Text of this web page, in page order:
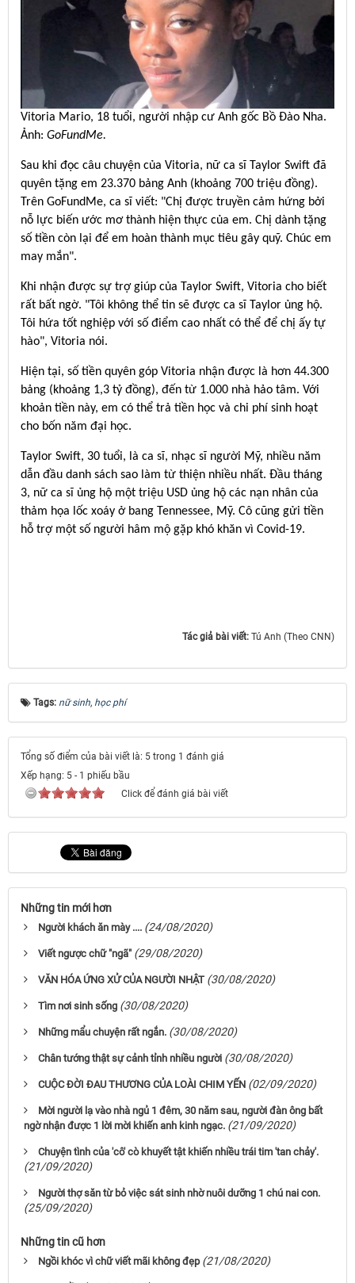
Vitoria Mario, 18 tuổi, người nhập cư Anh gốc Bồ Đào Nha.
Ảnh: GoFundMe.
Sau khi đọc câu chuyện của Vitoria, nữ ca sĩ Taylor Swift đã
quyên tặng em 23.370 bảng Anh (khoảng 700 triệu đồng).
Trên GoFundMe, ca sĩ viết: "Chị được truyền cảm hứng bởi
nỗ lực biến ước mơ thành hiện thực của em. Chị dành tặng
số tiền còn lại để em hoàn thành mục tiêu gây quỹ. Chúc em
may mắn".
Khi nhận được sự trợ giúp của Taylor Swift, Vitoria cho biết
rất bất ngờ. "Tôi không thể tin sẽ được ca sĩ Taylor ủng hộ.
Tôi hứa tốt nghiệp với số điểm cao nhất có thể để chị ấy tự
hào", Vitoria nói.
Hiện tại, số tiền quyên góp Vitoria nhận được là hơn 44.300
bảng (khoảng 1,3 tỷ đồng), đến từ 1.000 nhà hảo tâm. Với
khoản tiền này, em có thể trả tiền học và chi phí sinh hoạt
cho bốn năm đại học.
Taylor Swift, 30 tuổi, là ca sĩ, nhạc sĩ người Mỹ, nhiều năm
dẫn đầu danh sách sao làm từ thiện nhiều nhất. Đầu tháng
3, nữ ca sĩ ủng hộ một triệu USD ủng hộ các nạn nhân của
thảm họa lốc xoáy ở bang Tennessee, Mỹ. Cô cũng gửi tiền
hỗ trợ một số người hâm mộ gặp khó khăn vì Covid-19.
Tác giả bài viết: Tú Anh (Theo CNN)
Tags: nữ sinh, học phí
Tổng số điểm của bài viết là: 5 trong 1 đánh giá
Xếp hạng: 5 - 1 phiếu bầu
Click để đánh giá bài viết
Những tin mới hơn
Người khách ăn mày .... (24/08/2020)
Viết ngược chữ "ngã" (29/08/2020)
VĂN HÓA ỨNG XỬ CỦA NGƯỜI NHẬT (30/08/2020)
Tìm nơi sinh sống (30/08/2020)
Những mẩu chuyện rất ngắn. (30/08/2020)
Chân tướng thật sự cảnh tỉnh nhiều người (30/08/2020)
CUỘC ĐỜI ĐAU THƯƠNG CỦA LOÀI CHIM YẾN (02/09/2020)
Mời người lạ vào nhà ngủ 1 đêm, 30 năm sau, người đàn ông bất
ngờ nhận được 1 lời mời khiến anh kinh ngạc. (21/09/2020)
Chuyện tình của 'cô' cò khuyết tật khiến nhiều trái tim 'tan chảy'.
(21/09/2020)
Người thợ săn từ bỏ việc sát sinh nhờ nuôi dưỡng 1 chú nai con.
(25/09/2020)
Những tin cũ hơn
Ngồi khóc vì chữ viết mãi không đẹp (21/08/2020)